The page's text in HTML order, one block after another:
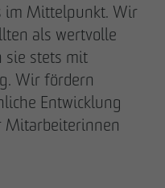
im Mittelpunkt. Wir
als wertvolle
sie stets mit
Wir fördern
Entwicklung
Mitarbeiterinnen